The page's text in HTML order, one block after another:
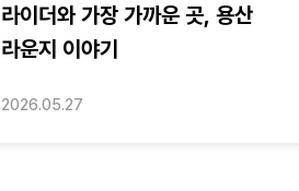
라이더와 가장 가까운 곳, 용산
라운지 이야기
2026.05.27